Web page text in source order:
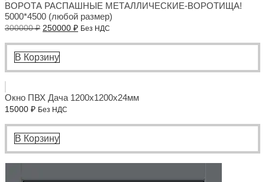
ВОРОТА РАСПАШНЫЕ МЕТАЛЛИЧЕСКИЕ-ВОРОТИЩА!
5000*4500 (любой размер)
300000₽ Первоначальная
составляла
300000 ₽.
250000 ₽Текущая
250000 ₽.
Без НДС
В Корзину
Окно ПВХ Дача 1200x1200x24мм
15000 ₽ Без НДС
В Корзину